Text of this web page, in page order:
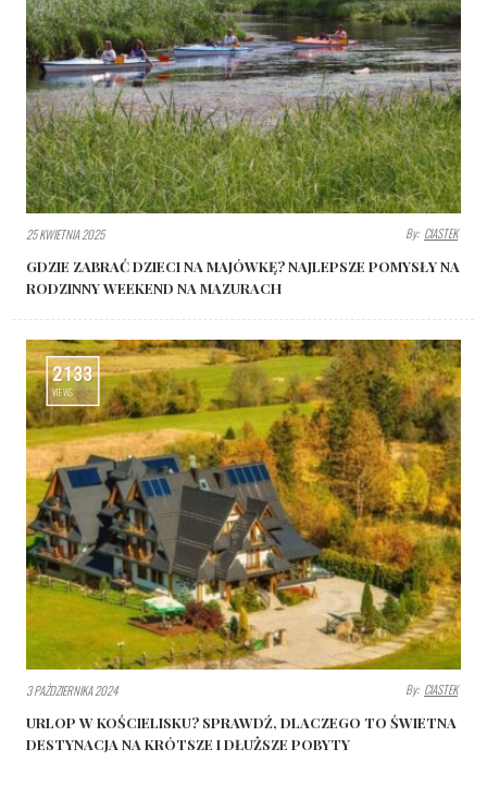
25 KWIETNIA 2025 By: CIASTEK
GDZIE ZABRAĆ DZIECI NA MAJÓWKĘ? NAJLEPSZE POMYSŁY NA
RODZINNY WEEKEND NA MAZURACH
2133
VIEWS
3 PAŹDZIERNIKA 2024 By: CIASTEK
URLOP W KOŚCIELISKU? SPRAWDŹ, DLACZEGO TO ŚWIETNA
DESTYNACJA NA KRÓTSZE I DŁUŻSZE POBYTY